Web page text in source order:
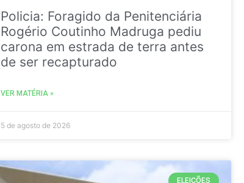
Policia: Foragido da Penitenciária
Rogério Coutinho Madruga pediu
carona em estrada de terra antes
de ser recapturado
VER MATÉRIA »
5 de agosto de 2026
ELEIÇÕES